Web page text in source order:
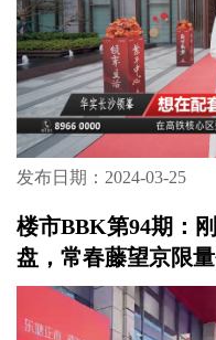
发布日期：2024-03-25
楼市BBK第94期：
盘，常春藤望京限